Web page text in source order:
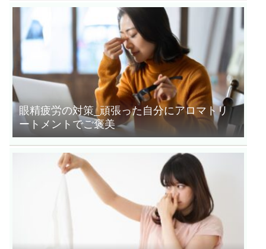
眼精疲労の対策_頑張った自分にアロマトリ
ートメントでご褒美